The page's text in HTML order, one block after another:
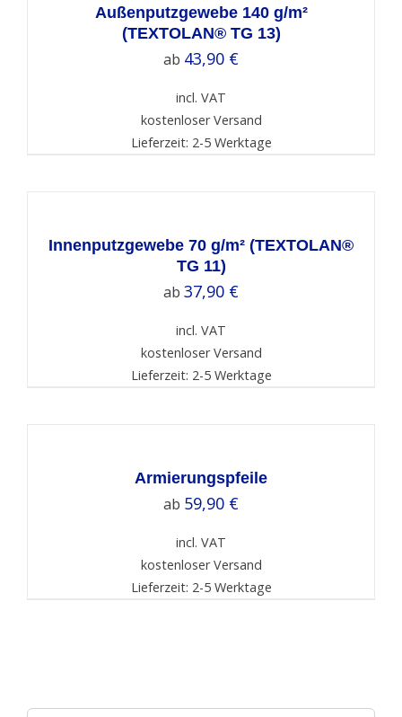
Außenputzgewebe 140 g/m²
(TEXTOLAN® TG 13)
ab 43,90 €
incl. VAT
kostenloser Versand
Lieferzeit: 2-5 Werktage
DETAILS
Innenputzgewebe 70 g/m² (TEXTOLAN®
TG 11)
ab 37,90 €
incl. VAT
kostenloser Versand
Lieferzeit: 2-5 Werktage
Armierungspfeile
ab 59,90 €
incl. VAT
kostenloser Versand
Lieferzeit: 2-5 Werktage